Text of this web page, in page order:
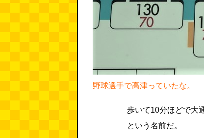
野球選手で高津っていたな。
歩いて10分ほどで大
という名前だ。